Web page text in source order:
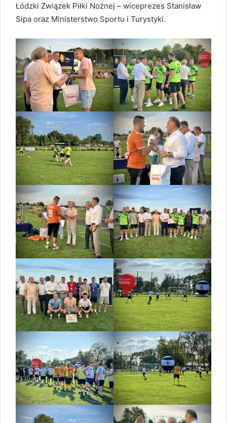
Łódzki Związek Piłki Nożnej – wiceprezes Stanisław
Sipa oraz Ministerstwo Sportu i Turystyki.